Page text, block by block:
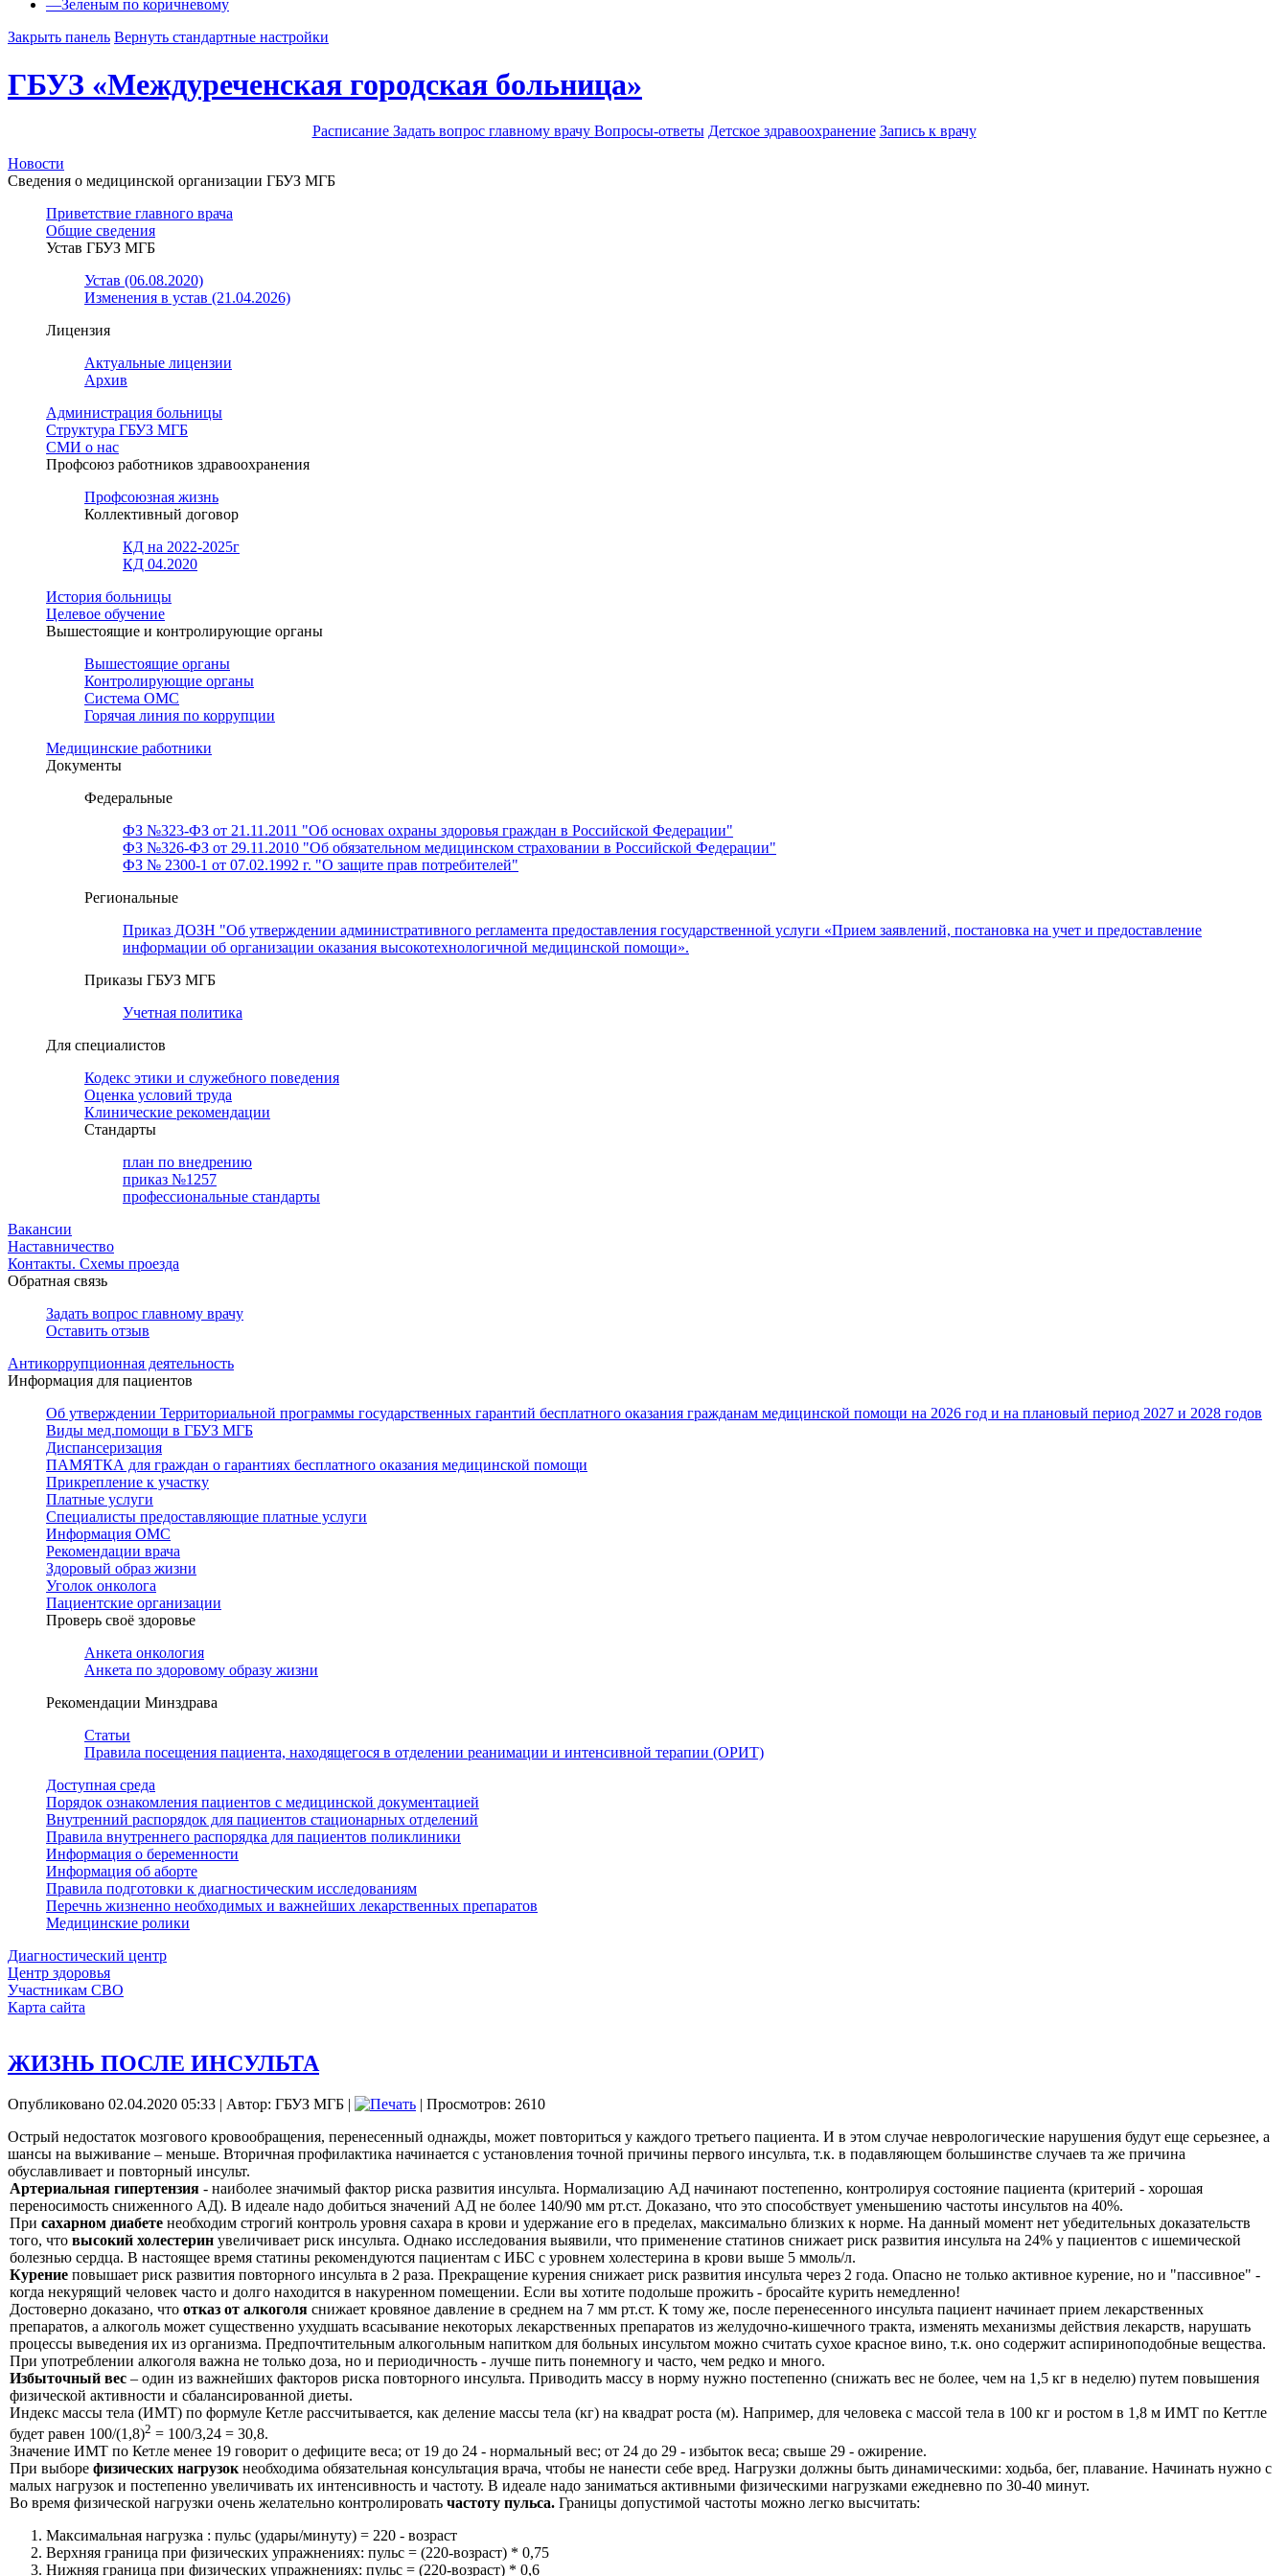
—Зеленым по коричневому
Закрыть панель Вернуть стандартные настройки
ГБУЗ «Междуреченская городская больница»
Расписание Задать вопрос главному врачу Вопросы-ответы Детское здравоохранение Запись к врачу
Новости
Сведения о медицинской организации ГБУЗ МГБ
Приветствие главного врача
Общие сведения
Устав ГБУЗ МГБ
Устав (06.08.2020)
Изменения в устав (21.04.2026)
Лицензия
Актуальные лицензии
Архив
Администрация больницы
Структура ГБУЗ МГБ
СМИ о нас
Профсоюз работников здравоохранения
Профсоюзная жизнь
Коллективный договор
КД на 2022-2025г
КД 04.2020
История больницы
Целевое обучение
Вышестоящие и контролирующие органы
Вышестоящие органы
Контролирующие органы
Система ОМС
Горячая линия по коррупции
Медицинские работники
Документы
Федеральные
ФЗ №323-ФЗ от 21.11.2011 "Об основах охраны здоровья граждан в Российской Федерации"
ФЗ №326-ФЗ от 29.11.2010 "Об обязательном медицинском страховании в Российской Федерации"
ФЗ № 2300-1 от 07.02.1992 г. "О защите прав потребителей"
Региональные
Приказ ДОЗН "Об утверждении административного регламента предоставления государственной услуги «Прием заявлений, постановка на учет и предоставление
информации об организации оказания высокотехнологичной медицинской помощи».
Приказы ГБУЗ МГБ
Учетная политика
Для специалистов
Кодекс этики и служебного поведения
Оценка условий труда
Клинические рекомендации
Cтандарты
план по внедрению
приказ №1257
профессиональные стандарты
Вакансии
Наставничество
Контакты. Схемы проезда
Обратная связь
Задать вопрос главному врачу
Оставить отзыв
Антикоррупционная деятельность
Информация для пациентов
Об утверждении Территориальной программы государственных гарантий бесплатного оказания гражданам медицинской помощи на 2026 год и на плановый период 2027 и 2028 годов
Виды мед.помощи в ГБУЗ МГБ
Диспансеризация
ПАМЯТКА для граждан о гарантиях бесплатного оказания медицинской помощи
Прикрепление к участку
Платные услуги
Специалисты предоставляющие платные услуги
Информация ОМС
Рекомендации врача
Здоровый образ жизни
Уголок онколога
Пациентские организации
Проверь своё здоровье
Анкета онкология
Анкета по здоровому образу жизни
Рекомендации Минздрава
Статьи
Правила посещения пациента, находящегося в отделении реанимации и интенсивной терапии (ОРИТ)
Доступная среда
Порядок ознакомления пациентов с медицинской документацией
Внутренний распорядок для пациентов стационарных отделений
Правила внутреннего распорядка для пациентов поликлиники
Информация о беременности
Информация об аборте
Правила подготовки к диагностическим исследованиям
Перечнь жизненно необходимых и важнейших лекарственных препаратов
Медицинские ролики
Диагностический центр
Центр здоровья
Участникам СВО
Карта сайта
ЖИЗНЬ ПОСЛЕ ИНСУЛЬТА
Опубликовано 02.04.2020 05:33 | Автор: ГБУЗ МГБ |
| Просмотров: 2610
Острый недостаток мозгового кровообращения, перенесенный однажды, может повториться у каждого третьего пациента. И в этом случае неврологические нарушения будут еще серьезнее, а
шансы на выживание – меньше. Вторичная профилактика начинается с установления точной причины первого инсульта, т.к. в подавляющем большинстве случаев та же причина
обуславливает и повторный инсульт.
Артериальная гипертензия - наиболее значимый фактор риска развития инсульта. Нормализацию АД начинают постепенно, контролируя состояние пациента (критерий - хорошая
переносимость сниженного АД). В идеале надо добиться значений АД не более 140/90 мм рт.ст. Доказано, что это способствует уменьшению частоты инсультов на 40%.
Присахарном диабете необходим строгий контроль уровня сахара в крови и удержание его в пределах, максимально близких к норме. На данный момент нет убедительных доказательств
того, чтовысокий холестерин увеличивает риск инсульта. Однако исследования выявили, что применение статинов снижает риск развития инсульта на 24% у пациентов с ишемической
болезнью сердца. В настоящее время статины рекомендуются пациентам с ИБС с уровнем холестерина в крови выше 5 ммоль/л.
Курениеповышает риск развития повторного инсульта в 2 раза. Прекращение курения снижает риск развития инсульта через 2 года. Опасно не только активное курение, но и "пассивное" -
когда некурящий человек часто и долго находится в накуренном помещении. Если вы хотите подольше прожить - бросайте курить немедленно!
Достоверно доказано, чтоотказ от алкоголя снижает кровяное давление в среднем на 7 мм рт.ст. К тому же, после перенесенного инсульта пациент начинает прием лекарственных
препаратов, а алкоголь может существенно ухудшать всасывание некоторых лекарственных препаратов из желудочно-кишечного тракта, изменять механизмы действия лекарств, нарушать
процессы выведения их из организма. Предпочтительным алкогольным напитком для больных инсультом можно считать сухое красное вино, т.к. оно содержит аспириноподобные вещества.
При употреблении алкоголя важна не только доза, но и периодичность - лучше пить понемногу и часто, чем редко и много.
Избыточный вес– один из важнейших факторов риска повторного инсульта. Приводить массу в норму нужно постепенно (снижать вес не более, чем на 1,5 кг в неделю) путем повышения
физической активности и сбалансированной диеты.
Индекс массы тела (ИМТ) по формуле Кетле рассчитывается, как деление массы тела (кг) на квадрат роста (м). Например, для человека с массой тела в 100 кг и ростом в 1,8 м ИМТ по Кеттле
будет равен 100/(1,8)2 = 100/3,24 = 30,8.
Значение ИМТ по Кетле менее 19 говорит о дефиците веса; от 19 до 24 - нормальный вес; от 24 до 29 - избыток веса; свыше 29 - ожирение.
При выборефизических нагрузокнеобходима обязательная консультация врача, чтобы не нанести себе вред. Нагрузки должны быть динамическими: ходьба, бег, плавание. Начинать нужно с
малых нагрузок и постепенно увеличивать их интенсивность и частоту. В идеале надо заниматься активными физическими нагрузками ежедневно по 30-40 минут.
Во время физической нагрузки очень желательно контролироватьчастоту пульса. Границы допустимой частоты можно легко высчитать:
Максимальная нагрузка : пульс (удары/минуту) = 220 - возраст
Верхняя граница при физических упражнениях: пульс = (220-возраст) * 0,75
Нижняя граница при физических упражнениях: пульс = (220-возраст) * 0,6